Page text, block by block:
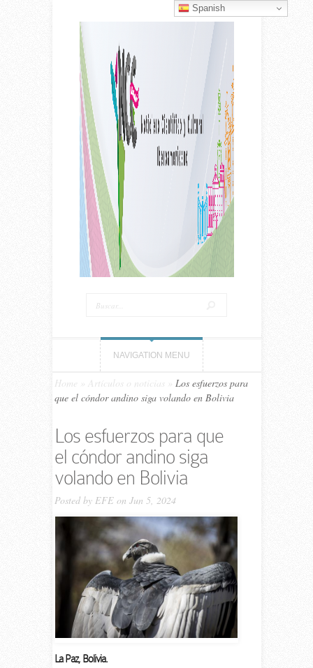
NAVIGATION MENU
Home Artículos o noticias
Los esfuerzos para
que el cóndor andino siga volando en Bolivia
Los esfuerzos para que
el cóndor andino siga
volando en Bolivia
Posted by EFEon Jun 5, 2024
La Paz, Bolivia.
Spanish